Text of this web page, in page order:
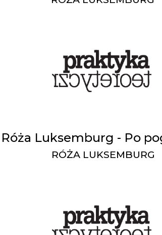
Róża Luksemburg - Po
RÓŻA LUKSEMBURG